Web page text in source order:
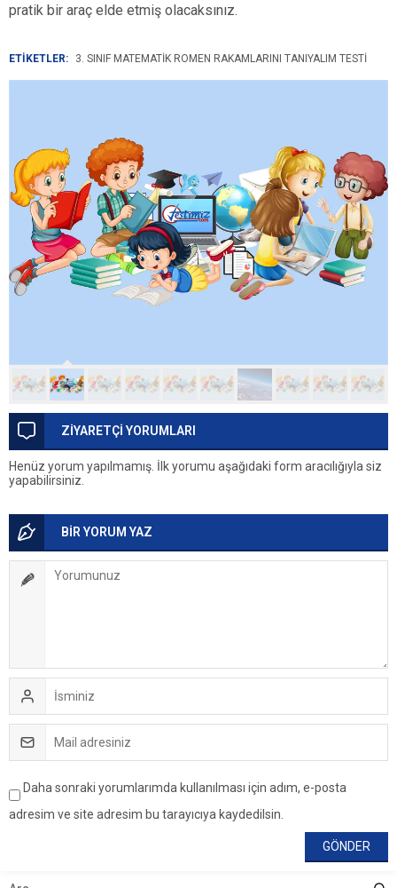
pratik bir araç elde etmiş olacaksınız.
ETİKETLER: 3. SINIF MATEMATIK ROMEN RAKAMLARINI TANIYALIM TESTI
ZİYARETÇİ YORUMLARI
Henüz yorum yapılmamış. İlk yorumu aşağıdaki form aracılığıyla siz
yapabilirsiniz.
BİR YORUM YAZ
Daha sonraki yorumlarımda kullanılması için adım, e-posta
adresim ve site adresim bu tarayıcıya kaydedilsin.